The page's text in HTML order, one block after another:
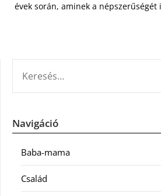
évek során, aminek a népszerűségét
Navigáció
Baba-mama
Család